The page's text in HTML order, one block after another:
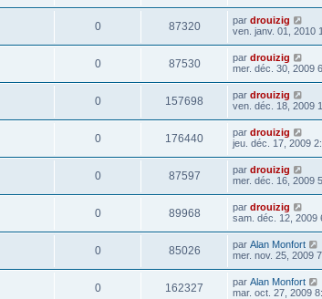
0 87320 par drouizig
ven. janv. 01, 2010
0 87530 par drouizig
mer. déc. 30, 2009
0 157698 par drouizig
ven. déc. 18, 2009
0 176440 par drouizig
jeu. déc. 17, 2009
0 87597 par drouizig
mer. déc. 16, 2009
0 89968 par drouizig
sam. déc. 12, 2009
0 85026 par Alan Monfort
mer. nov. 25, 2009
0 162327 par Alan Monfort
mar. oct. 27, 2009